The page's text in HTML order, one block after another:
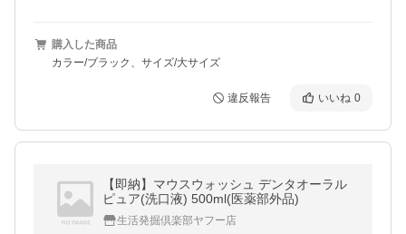
購入した商品
カラー/ブラック、サイズ/大サイズ
違反報告 いいね 0
【即納】マウスウォッシュ デンタオーラル
ピュア(洗口液) 500ml(医薬部外品)
生活発掘倶楽部ヤフー店